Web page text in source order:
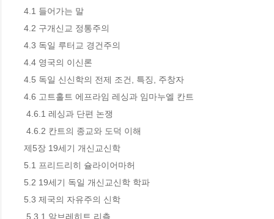
4.1 들어가는 말
4.2 구개신교 정통주의
4.3 독일 루터교 경건주의
4.4 영국의 이신론
4.5 독일 신신학의 전제 조건, 특징, 주창자
4.6 고트홀트 에프라임 레싱과 임마누엘 칸트
제5장 19세기 개신교신학
5.1 프리드리히 슐라이어마허
5.2 19세기 독일 개신교신학 학파
5.3 제국의 자유주의 신학